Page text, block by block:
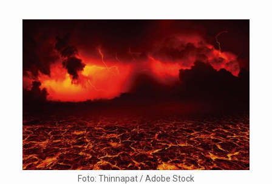
Foto: Thinnapat / Adobe Stock